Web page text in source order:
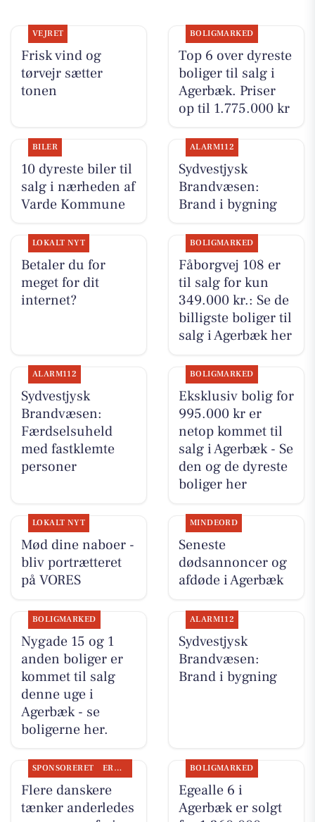
VEJRET
Frisk vind og
tørvejr sætter
tonen
BOLIGMARKED
Top 6 over dyreste
boliger til salg i
Agerbæk. Priser
op til 1.775.000 kr
BILER
10 dyreste biler til
salg i nærheden af
Varde Kommune
ALARM112
Sydvestjysk
Brandvæsen:
Brand i bygning
LOKALT NYT
Betaler du for
meget for dit
internet?
BOLIGMARKED
Fåborgvej 108 er
til salg for kun
349.000 kr.: Se de
billigste boliger til
salg i Agerbæk her
ALARM112
Sydvestjysk
Brandvæsen:
Færdselsuheld
med fastklemte
personer
BOLIGMARKED
Eksklusiv bolig for
995.000 kr er
netop kommet til
salg i Agerbæk - Se
den og de dyreste
boliger her
LOKALT NYT
Mød dine naboer -
bliv portrætteret
på VORES
MINDEORD
Seneste
dødsannoncer og
afdøde i Agerbæk
BOLIGMARKED
Nygade 15 og 1
anden boliger er
kommet til salg
denne uge i
Agerbæk - se
boligerne her.
ALARM112
Sydvestjysk
Brandvæsen:
Brand i bygning
SPONSORERET ERHVERV
Flere danskere
tænker anderledes
BOLIGMARKED
Egealle 6 i
Agerbæk er solgt